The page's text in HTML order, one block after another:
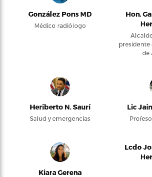
González Pons MD
Médico radiólogo
Hon.
presidente
de
Heriberto N. Saurí
Salud y emergencias
Lic
Kiara Gerena
Lcdo